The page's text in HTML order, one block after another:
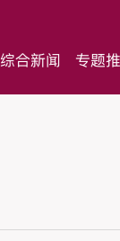
综合新闻 专题